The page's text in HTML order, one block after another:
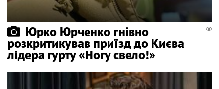
Юрко Юрченко гнівно
розкритикував приїзд до Києва
лідера гурту «Ногу свело!»